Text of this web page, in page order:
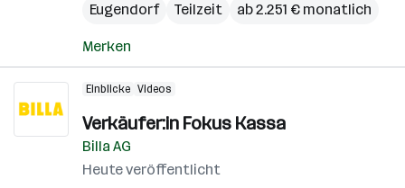
Eugendorf
Teilzeit ab 2.251 € monatlich
Merken
Einblicke Videos
Verkäufer:in Fokus Kassa
Billa AG
Heute veröffentlicht